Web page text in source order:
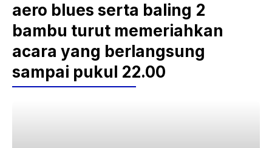
aero blues serta baling 2
bambu turut memeriahkan
acara yang berlangsung
sampai pukul 22.00